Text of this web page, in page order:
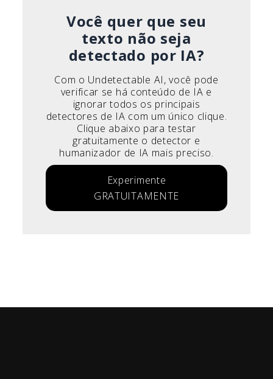
Você quer que seu
texto não seja
detectado por IA?
Com o Undetectable AI, você pode
verificar se há conteúdo de IA e
ignorar todos os principais
detectores de IA com um único clique.
Clique abaixo para testar
gratuitamente o detector e
humanizador de IA mais preciso.
Experimente
GRATUITAMENTE